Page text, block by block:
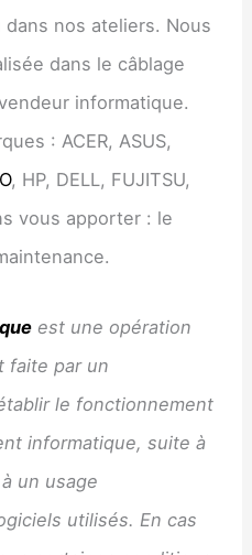
nos ateliers. Nous
dans le câblage
informatique.
: ACER, ASUS,
, HP, DELL, FUJITSU,
vous apporter : le
est une opération
faite par un
le fonctionnement
informatique, suite à
un usage
utilisés. En cas